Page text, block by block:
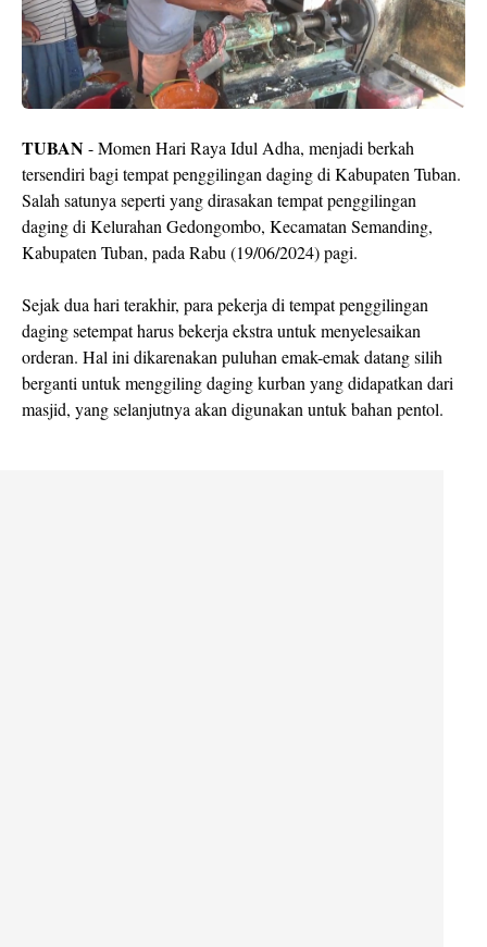
TUBAN- Momen Hari Raya Idul Adha, menjadi berkah
tersendiri bagi tempat penggilingan daging di Kabupaten Tuban.
Salah satunya seperti yang dirasakan tempat penggilingan
daging di Kelurahan Gedongombo, Kecamatan Semanding,
Kabupaten Tuban, pada Rabu (19/06/2024) pagi.
Sejak dua hari terakhir, para pekerja di tempat penggilingan
daging setempat harus bekerja ekstra untuk menyelesaikan
orderan. Hal ini dikarenakan puluhan emak-emak datang silih
berganti untuk menggiling daging kurban yang didapatkan dari
masjid, yang selanjutnya akan digunakan untuk bahan pentol.